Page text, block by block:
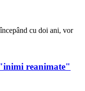
cu doi ani, vor
reanimate"